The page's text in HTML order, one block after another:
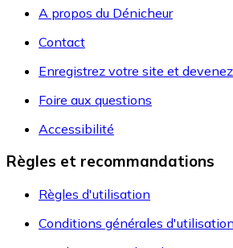
A propos du Dénicheur
Contact
Enregistrez votre site et
Foire aux questions
Accessibilité
Règles et recommandations
Règles d'utilisation
Conditions générales d'utilisation